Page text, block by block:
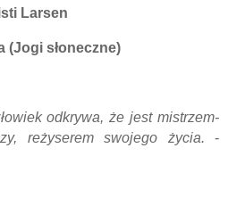
Larsen
(Jogi słoneczne)
odkrywa, że jest mistrzem-
reżyserem swojego życia. -